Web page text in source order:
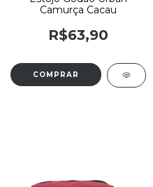
Camurça Cacau
R$63,90